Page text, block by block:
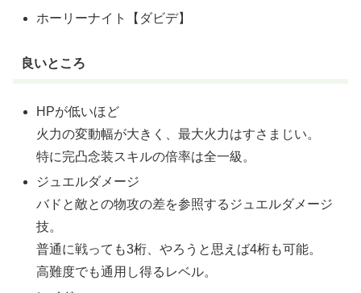
ホーリーナイト【ダビデ】
良いところ
HPが低いほど
火力の変動幅が大きく、最大火力はすさまじい。
特に完凸念装スキルの倍率は全一級。
ジュエルダメージ
バドと敵との物攻の差を参照するジュエルダメージ
技。
普通に戦っても3桁、やろうと思えば4桁も可能。
高難度でも通用し得るレベル。